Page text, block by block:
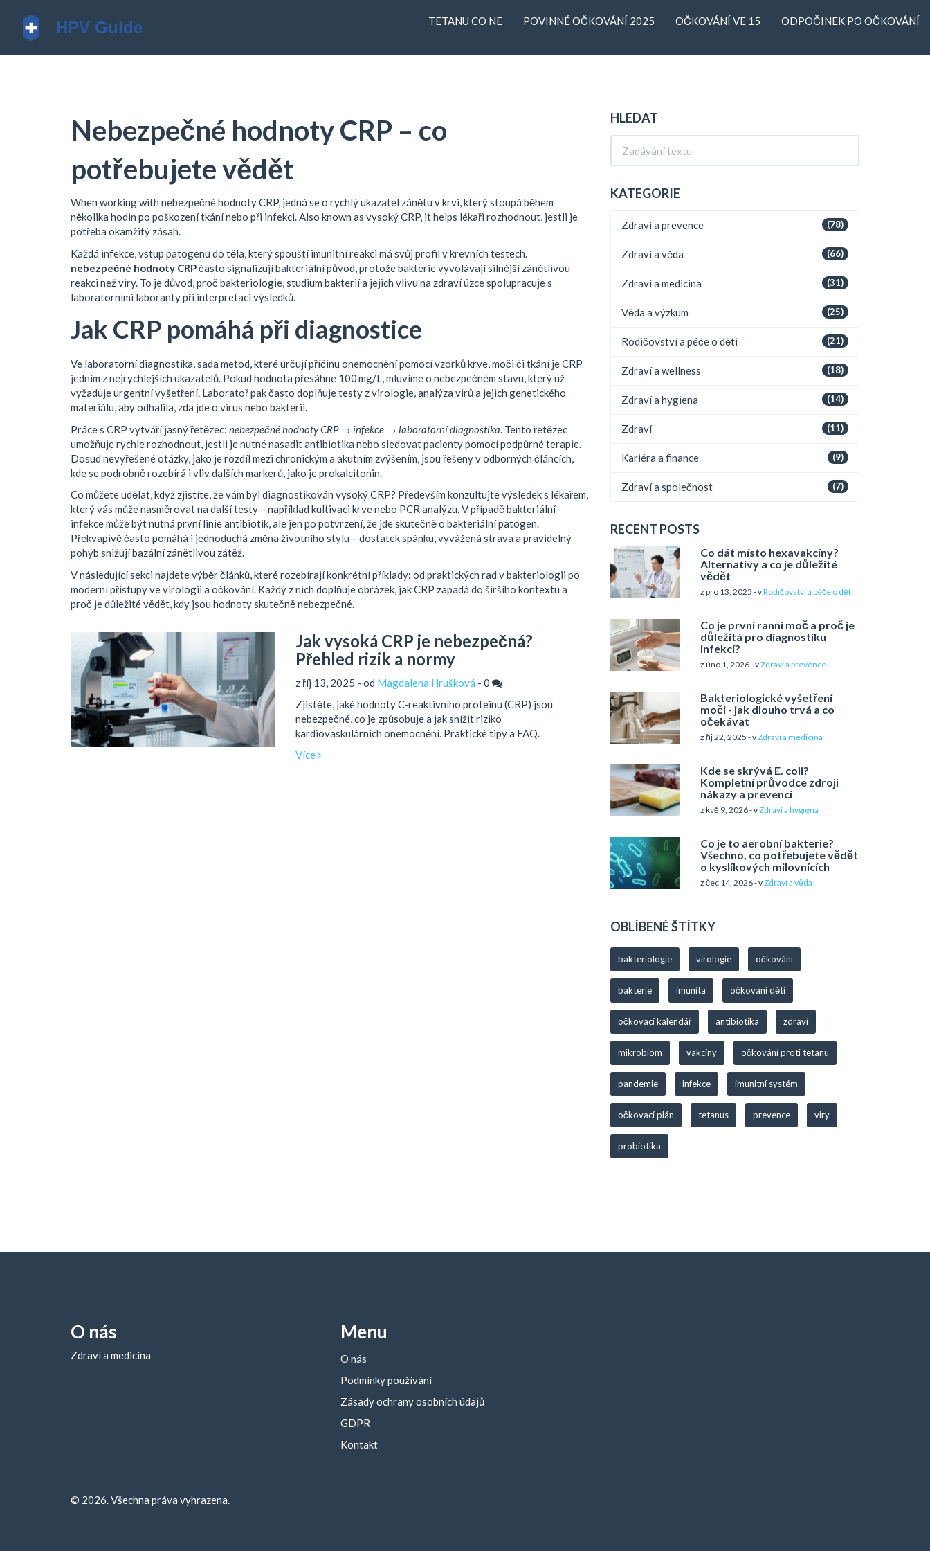
TETANU CO NE POVINNÉ OČKOVÁNÍ 2025 OČKOVÁNÍ VE 15 ODPOČINEK PO OČKOVÁNÍ
Nebezpečné hodnoty CRP – co
potřebujete vědět
When working with nebezpečné hodnoty CRP, jedná se o rychlý ukazatel zánětu v krvi, který stoupá během
několika hodin po poškození tkání nebo při infekci. Also known as vysoký CRP, it helps lékaři rozhodnout, jestli je
potřeba okamžitý zásah.
Každá infekce vstup patogenu do těla, který spouští imunitní reakci má svůj profil v krevních testech.
nebezpečné hodnoty CRPčasto signalizují bakteriální původ, protože bakterie vyvolávají silnější zánětlivou
reakci než viry. To je důvod, proč bakteriologie studium bakterií a jejich vlivu na zdravíúzce spolupracuje s
laboratorními laboranty při interpretaci výsledků.
Jak CRP pomáhá při diagnostice
Ve laboratorní diagnostika,sada metod, které určují příčinu onemocnění pomocí vzorků krve, moči či tkáníje CRP
jedním z nejrychlejších ukazatelů. Pokud hodnota přesáhne 100 mg/L, mluvíme o nebezpečném stavu, který už
vyžaduje urgentní vyšetření. Laboratoř pak často doplňuje testy zvirologie,analýza virů a jejich genetického
materiálu, aby odhalila, zda jde o virus nebo bakterii.
Práce s CRP vytváří jasný řetězec: nebezpečné hodnoty CRP→ infekce → laboratorní diagnostika . Tento řetězec
umožňuje rychle rozhodnout, jestli je nutné nasadit antibiotika nebo sledovat pacienty pomocí podpůrné terapie.
Dosud nevyřešené otázky, jako je rozdíl mezi chronickým a akutním zvýšením, jsou řešeny v odborných článcích,
kde se podrobně rozebírá i vliv dalších markerů, jako je prokalcitonin.
Co můžete udělat, když zjistíte, že vám byl diagnostikován vysoký CRP? Především konzultujte výsledek s lékařem,
který vás může nasměrovat na další testy – například kultivaci krve nebo PCR analýzu. V případě bakteriální
infekce může být nutná první linie antibiotik, ale jen po potvrzení, že jde skutečně o bakteriální patogen.
Překvapivě často pomáhá i jednoduchá změna životního stylu – dostatek spánku, vyvážená strava a pravidelný
pohyb snižují bazální zánětlivou zátěž.
V následující sekci najdete výběr článků, které rozebírají konkrétní příklady: od praktických rad v bakteriologii po
moderní přístupy ve virologii a očkování. Každý z nich doplňuje obrázek, jak CRP zapadá do širšího kontextu a
proč je důležité vědět, kdy jsou hodnoty skutečně nebezpečné.
Jak vysoká CRP je nebezpečná?
Přehled rizik a normy
z říj 13, 2025 - od Magdalena Hrušková - 0
Zjistěte, jaké hodnoty C-reaktivního proteinu (CRP) jsou
nebezpečné, co je způsobuje a jak snížit riziko
kardiovaskulárních onemocnění. Praktické tipy a FAQ.
Více
HLEDAT
KATEGORIE
(78)
Zdraví a prevence
(66)
Zdraví a věda
(31)
Zdraví a medicína
(25)
Věda a výzkum
(21)
Rodičovství a péče o děti
(18)
Zdraví a wellness
(14)
Zdraví a hygiena
(11)
Zdraví
(9)
Kariéra a finance
(7)
Zdraví a společnost
RECENT POSTS
Co dát místo hexavakcíny?
Alternativy a co je důležité
vědět
z pro 13, 2025 - vRodičovství a péče o děti
Co je první ranní moč a proč je
důležitá pro diagnostiku
infekcí?
z úno 1, 2026 - vZdraví a prevence
Bakteriologické vyšetření
moči - jak dlouho trvá a co
očekávat
z říj 22, 2025 - vZdraví a medicína
Kde se skrývá E. coli?
Kompletní průvodce zdroji
nákazy a prevencí
z kvě 9, 2026 - vZdraví a hygiena
Co je to aerobní bakterie?
Všechno, co potřebujete vědět
o kyslíkových milovnících
z čec 14, 2026 - vZdraví a věda
OBLÍBENÉ ŠTÍTKY
bakteriologie virologie očkování
bakterie imunita očkování dětí
očkovací kalendář antibiotika zdraví
mikrobiom vakcíny očkování proti tetanu
pandemie infekce imunitní systém
očkovací plán tetanus prevence viry
probiotika
O nás
Zdraví a medicína
Menu
O nás
Podmínky používání
Zásady ochrany osobních údajů
GDPR
Kontakt
© 2026. Všechna práva vyhrazena.